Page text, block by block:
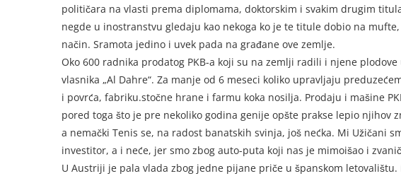
političara na vlasti prema diplomama, doktorskim i svakim drugim
negde u inostranstvu gledaju kao nekoga ko je te titule dobio na
način. Sramota jedino i uvek pada na građane ove zemlje.
Oko 600 radnika prodatog PKB-a koji su na zemlji radili i njene
vlasnika „Al Dahre“. Za manje od 6 meseci koliko upravljaju
i povrća, fabriku.stočne hrane i farmu koka nosilja. Prodaju i mašine
pored toga što je pre nekoliko godina genije opšte prakse lepio njihov
a nemački Tenis se, na radost banatskih svinja, još nećka. Mi Užičani
investitor, a i neće, jer smo zbog auto-puta koji nas je mimoišao i
U Austriji je pala vlada zbog jedne pijane priče u španskom